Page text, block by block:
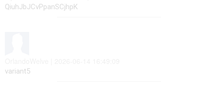
QiuhJbJCvPpanSCjhpK
variant5